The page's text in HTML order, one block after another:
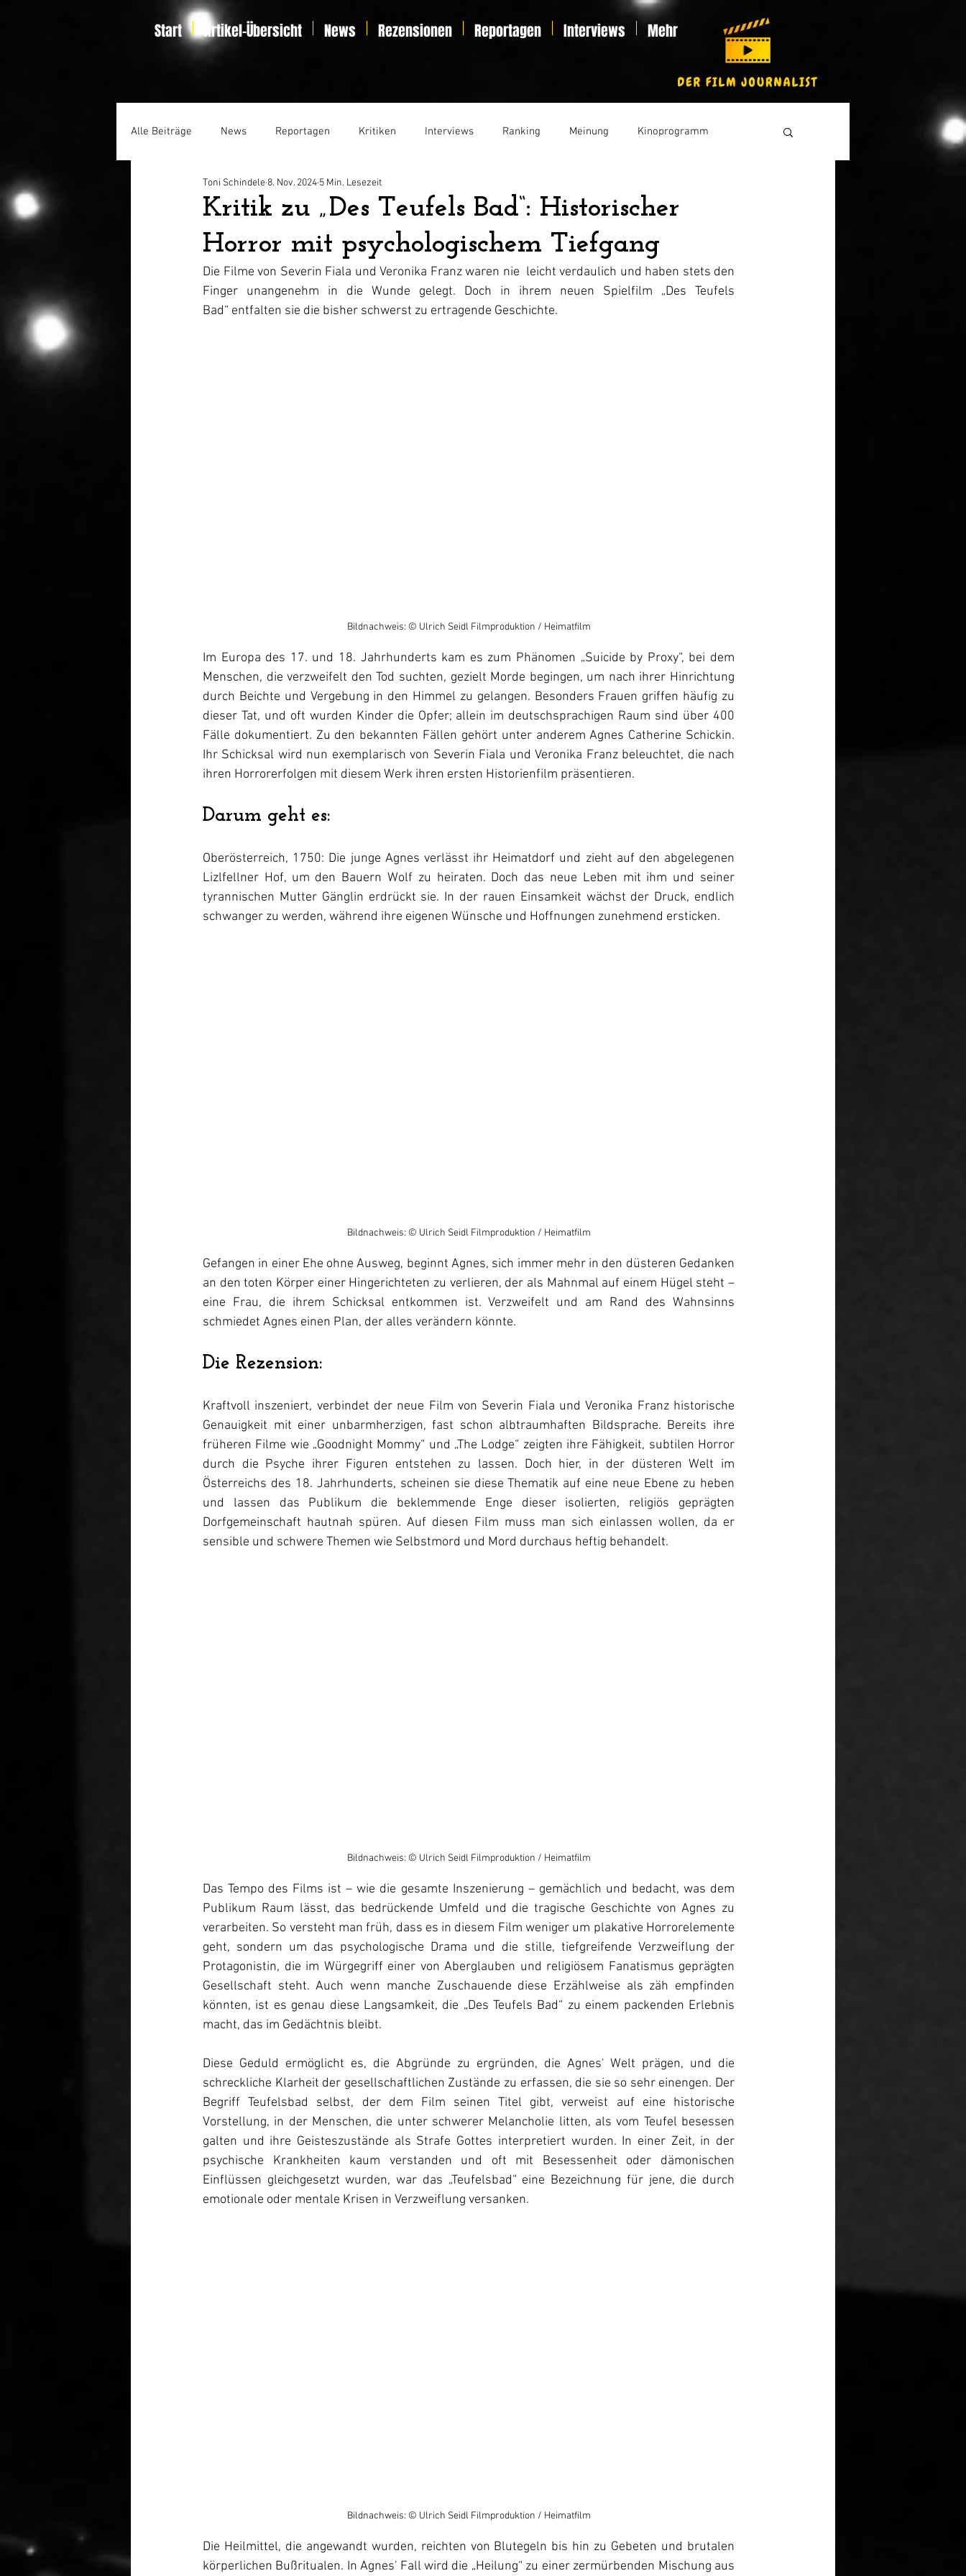
Start Artikel-Übersicht News Rezensionen Reportagen Interviews Mehr
Alle Beiträge News Reportagen Kritiken Interviews Ranking Meinung Kinoprogramm
Home Entertainment Essay
Kritik zu „Des Teufels Bad“: Historischer
Horror mit psychologischem Tiefgang
Toni Schindele 8. Nov. 2024 5 Min. Lesezeit
Die Filme von Severin Fiala und Veronika Franz waren nie  leicht verdaulich und haben stets den
Finger unangenehm in die Wunde gelegt. Doch in ihrem neuen Spielfilm „Des Teufels
Bad“ entfalten sie die bisher schwerst zu ertragende Geschichte.
Bildnachweis: © Ulrich Seidl Filmproduktion / Heimatfilm
Im Europa des 17. und 18. Jahrhunderts kam es zum Phänomen „Suicide by Proxy“, bei dem
Menschen, die verzweifelt den Tod suchten, gezielt Morde begingen, um nach ihrer Hinrichtung
durch Beichte und Vergebung in den Himmel zu gelangen. Besonders Frauen griffen häufig zu
dieser Tat, und oft wurden Kinder die Opfer; allein im deutschsprachigen Raum sind über 400
Fälle dokumentiert. Zu den bekannten Fällen gehört unter anderem Agnes Catherine Schickin.
Ihr Schicksal wird nun exemplarisch von Severin Fiala und Veronika Franz beleuchtet, die nach
ihren Horrorerfolgen mit diesem Werk ihren ersten Historienfilm präsentieren.
Darum geht es:
Oberösterreich, 1750: Die junge Agnes verlässt ihr Heimatdorf und zieht auf den abgelegenen
Lizlfellner Hof, um den Bauern Wolf zu heiraten. Doch das neue Leben mit ihm und seiner
tyrannischen Mutter Gänglin erdrückt sie. In der rauen Einsamkeit wächst der Druck, endlich
schwanger zu werden, während ihre eigenen Wünsche und Hoffnungen zunehmend ersticken.
Bildnachweis: © Ulrich Seidl Filmproduktion / Heimatfilm
Gefangen in einer Ehe ohne Ausweg, beginnt Agnes, sich immer mehr in den düsteren Gedanken
an den toten Körper einer Hingerichteten zu verlieren, der als Mahnmal auf einem Hügel steht –
eine Frau, die ihrem Schicksal entkommen ist. Verzweifelt und am Rand des Wahnsinns
schmiedet Agnes einen Plan, der alles verändern könnte.
Die Rezension:
Kraftvoll inszeniert, verbindet der neue Film von Severin Fiala und Veronika Franz historische
Genauigkeit mit einer unbarmherzigen, fast schon albtraumhaften Bildsprache. Bereits ihre
früheren Filme wie „Goodnight Mommy“ und „The Lodge“ zeigten ihre Fähigkeit, subtilen Horror
durch die Psyche ihrer Figuren entstehen zu lassen. Doch hier, in der düsteren Welt im
Österreichs des 18. Jahrhunderts, scheinen sie diese Thematik auf eine neue Ebene zu heben
und lassen das Publikum die beklemmende Enge dieser isolierten, religiös geprägten
Dorfgemeinschaft hautnah spüren. Auf diesen Film muss man sich einlassen wollen, da er
sensible und schwere Themen wie Selbstmord und Mord durchaus heftig behandelt.
Bildnachweis: © Ulrich Seidl Filmproduktion / Heimatfilm
Das Tempo des Films ist – wie die gesamte Inszenierung – gemächlich und bedacht, was dem
Publikum Raum lässt, das bedrückende Umfeld und die tragische Geschichte von Agnes zu
verarbeiten. So versteht man früh, dass es in diesem Film weniger um plakative Horrorelemente
geht, sondern um das psychologische Drama und die stille, tiefgreifende Verzweiflung der
Protagonistin, die im Würgegriff einer von Aberglauben und religiösem Fanatismus geprägten
Gesellschaft steht. Auch wenn manche Zuschauende diese Erzählweise als zäh empfinden
könnten, ist es genau diese Langsamkeit, die „Des Teufels Bad“ zu einem packenden Erlebnis
macht, das im Gedächtnis bleibt.
Diese Geduld ermöglicht es, die Abgründe zu ergründen, die Agnes' Welt prägen, und die
schreckliche Klarheit der gesellschaftlichen Zustände zu erfassen, die sie so sehr einengen. Der
Begriff Teufelsbad selbst, der dem Film seinen Titel gibt, verweist auf eine historische
Vorstellung, in der Menschen, die unter schwerer Melancholie litten, als vom Teufel besessen
galten und ihre Geisteszustände als Strafe Gottes interpretiert wurden. In einer Zeit, in der
psychische Krankheiten kaum verstanden und oft mit Besessenheit oder dämonischen
Einflüssen gleichgesetzt wurden, war das „Teufelsbad“ eine Bezeichnung für jene, die durch
emotionale oder mentale Krisen in Verzweiflung versanken.
Bildnachweis: © Ulrich Seidl Filmproduktion / Heimatfilm
Die Heilmittel, die angewandt wurden, reichten von Blutegeln bis hin zu Gebeten und brutalen
körperlichen Bußritualen. In Agnes' Fall wird die „Heilung“ zu einer zermürbenden Mischung aus